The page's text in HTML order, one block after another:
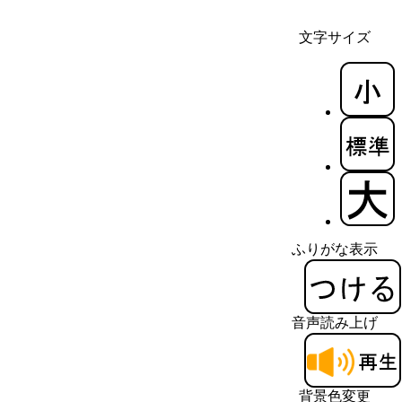
文字サイズ
ふりがな表示
音声読み上げ
背景色変更